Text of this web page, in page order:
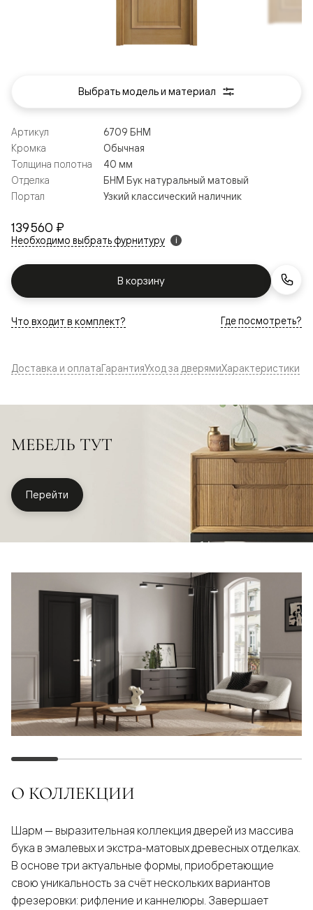
139 560 ₽
Необходимо выбрать фурнитуру i
В корзину
Артикул
6709 БНМ
Кромка
Обычная
Толщина полотна
40 мм
Отделка
БНМ Бук натуральный матовый
Портал
Узкий классический наличник
Что входит в комплект? Где посмотреть?
Выбрать модель и материал
Доставка и оплатаГарантияУход за дверямиХарактеристики
МЕБЕЛЬ ТУТ
Перейти
О КОЛЛЕКЦИИ
Шарм — выразительная коллекция дверей из массива
бука в эмалевых и экстра-матовых древесных отделках.
В основе три актуальные формы, приобретающие
свою уникальность за счёт нескольких вариантов
фрезеровки: рифление и каннелюры. Завершает